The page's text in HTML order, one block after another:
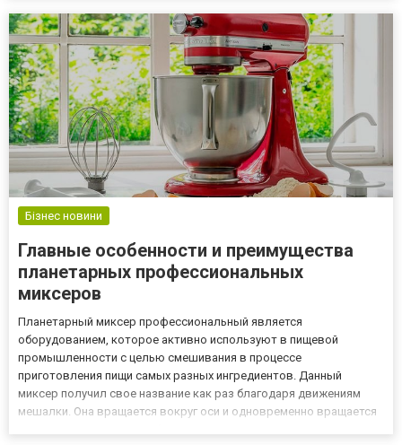
Бізнес новини
Главные особенности и преимущества
планетарных профессиональных
миксеров
Планетарный миксер профессиональный является
оборудованием, которое активно используют в пищевой
промышленности с целью смешивания в процессе
приготовления пищи самых разных ингредиентов. Данный
миксер получил свое название как раз благодаря движениям
мешалки. Она вращается вокруг оси и одновременно вращается